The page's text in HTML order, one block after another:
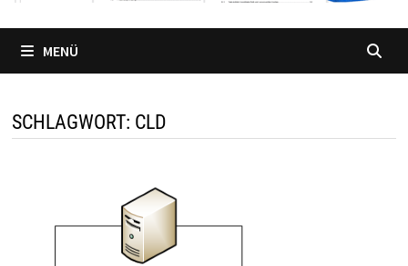
MENÜ
SCHLAGWORT: CLD